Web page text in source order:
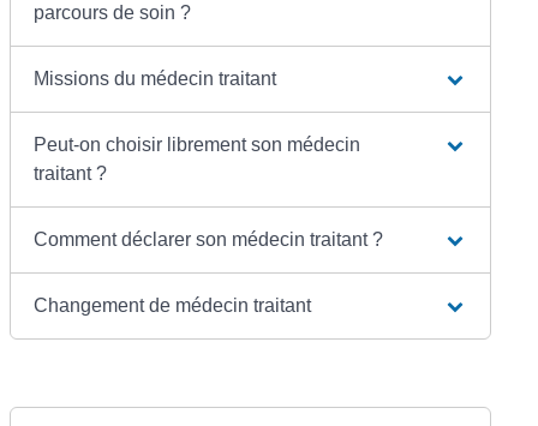
parcours de soin ?
Missions du médecin traitant
Peut-on choisir librement son médecin
traitant ?
Comment déclarer son médecin traitant ?
Changement de médecin traitant